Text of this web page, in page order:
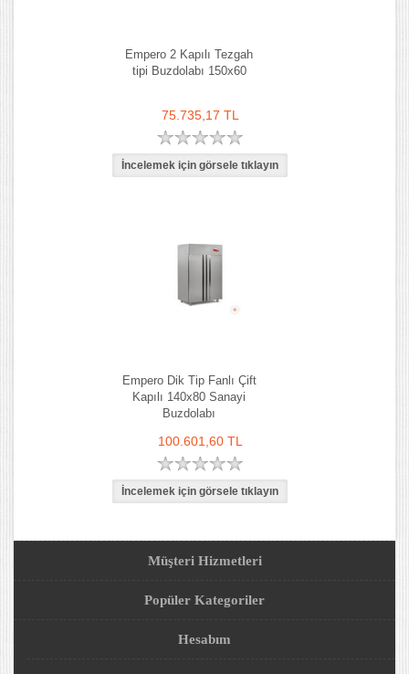
Empero 2 Kapılı Tezgah
tipi Buzdolabı 150x60
75.735,17 TL
Empero Dik Tip Fanlı Çift
Kapılı 140x80 Sanayi
Buzdolabı
100.601,60 TL
Müşteri Hizmetleri
Popüler Kategoriler
Hesabım